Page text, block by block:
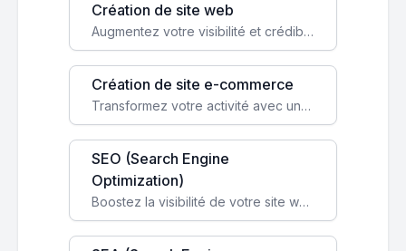
Création de site web
Augmentez votre visibilité et crédibilité en ligne avec un site web performant, conçu pour attirer plus de clients.
Création de site e-commerce
Transformez votre activité avec une boutique en ligne, accessible à l'échelle mondiale 24/7.
SEO (Search Engine
Optimization)
Boostez la visibilité de votre site web sur Google et attirez du trafic qualifié grâce à nos stratégies SEO.